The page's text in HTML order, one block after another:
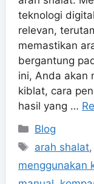
teknologi
relevan,
memastikan
bergantung
ini, Anda akan
kiblat, cara
hasil yang …
Categories
Blog
Tags
arah shalat,
menggunakan